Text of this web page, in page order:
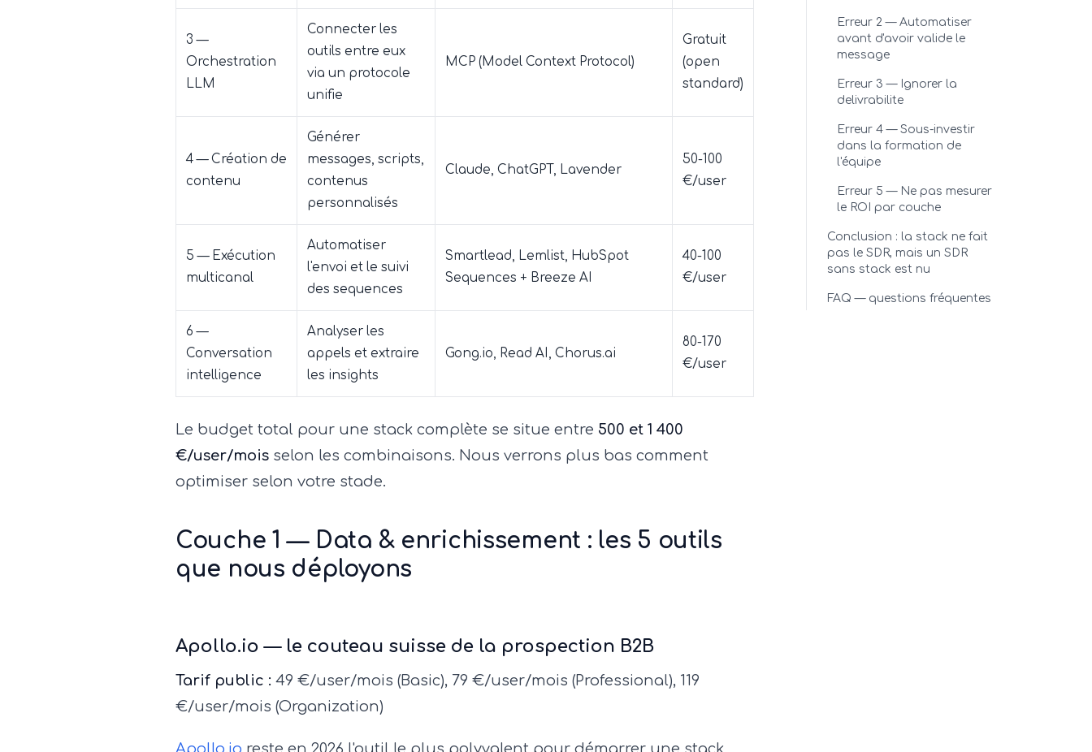
3 —
Orchestration
LLM
Connecter les
outils entre eux
via un protocole
unifie
MCP (Model Context Protocol)
Gratuit
(open
standard)
4 — Création de
contenu
Générer
messages, scripts,
contenus
personnalisés
Claude, ChatGPT, Lavender
50-100
€/user
5 — Exécution
multicanal
Automatiser
l'envoi et le suivi
des sequences
Smartlead, Lemlist, HubSpot
Sequences + Breeze AI
40-100
€/user
6 —
Conversation
intelligence
Analyser les
appels et extraire
les insights
Gong.io, Read AI, Chorus.ai
80-170
€/user
Le budget total pour une stack complète se situe entre 500 et 1 400
€/user/mois selon les combinaisons. Nous verrons plus bas comment
optimiser selon votre stade.
Couche 1 — Data & enrichissement : les 5 outils
que nous déployons
Apollo.io — le couteau suisse de la prospection B2B
Tarif public : 49 €/user/mois (Basic), 79 €/user/mois (Professional), 119
€/user/mois (Organization)
Apollo.io reste en 2026 l'outil le plus polyvalent pour démarrer une stack
Erreur 2 — Automatiser
avant d'avoir valide le
message
Erreur 3 — Ignorer la
delivrabilite
Erreur 4 — Sous-investir
dans la formation de
l'équipe
Erreur 5 — Ne pas mesurer
le ROI par couche
Conclusion : la stack ne fait
pas le SDR, mais un SDR
sans stack est nu
FAQ — questions fréquentes